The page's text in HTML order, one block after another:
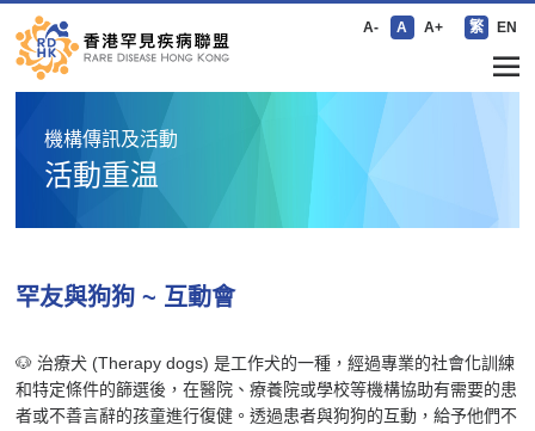
A- A A+ 繁 EN
機構傳訊及活動
活動重温
罕友與狗狗 ~ 互動會
🐶 治療犬 (Therapy dogs) 是工作犬的一種，經過專業的社會化訓練
和特定條件的篩選後，在醫院、療養院或學校等機構協助有需要的患
者或不善言辭的孩童進行復健。透過患者與狗狗的互動，給予他們不